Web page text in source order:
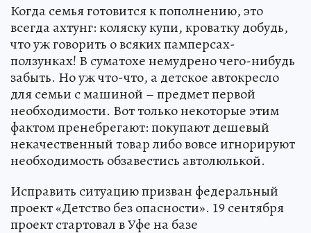
Когда семья готовится к пополнению, это
всегда ахтунг: коляску купи, кроватку добудь,
что уж говорить о всяких памперсах-
ползунках! В суматохе немудрено чего-нибудь
забыть. Но уж что-что, а детское автокресло
для семьи с машиной – предмет первой
необходимости. Вот только некоторые этим
фактом пренебрегают: покупают дешевый
некачественный товар либо вовсе игнорируют
необходимость обзавестись автолюлькой.
Исправить ситуацию призван федеральный
проект «Детство без опасности». 19 сентября
проект стартовал в Уфе на базе